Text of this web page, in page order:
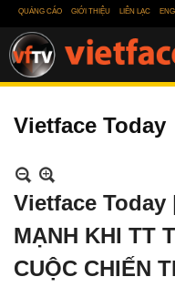
QUẢNG CÁO GIỚI THIỆU LIÊN LẠC
Vietface Today
Vietface Today
MẠNH KHI TT
CUỘC CHIẾN